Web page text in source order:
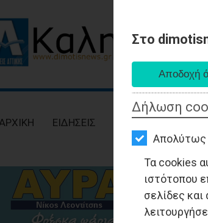
Στο
Δήλωση
Απολύτως
Τα cookies
ιστότοπου
σελίδες
ΕΙΔΗΣΕΙΣ